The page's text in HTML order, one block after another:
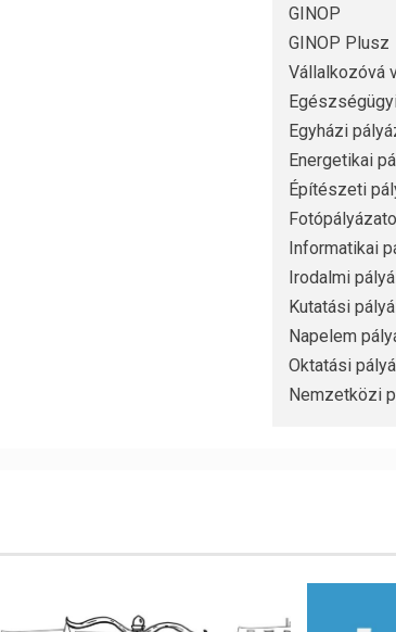
GINOP
GINOP Plusz
Vállalkozóvá
Egyházi
Energetikai
Építészeti
Informatikai
Irodalmi
Kutatási
Napelem
Oktatási
Nemzetközi